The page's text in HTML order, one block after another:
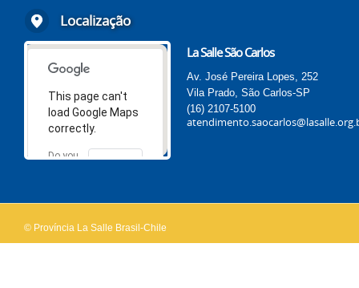
Localização
This page can't
load Google Maps
correctly.
Do you
OK
La Salle São Carlos
Av. José Pereira Lopes, 252
Vila Prado, São Carlos-SP
(16) 2107-5100
© Província La Salle Brasil-Chile